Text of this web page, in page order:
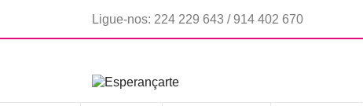
Ligue-nos: 224 229 643 / 914 402 670